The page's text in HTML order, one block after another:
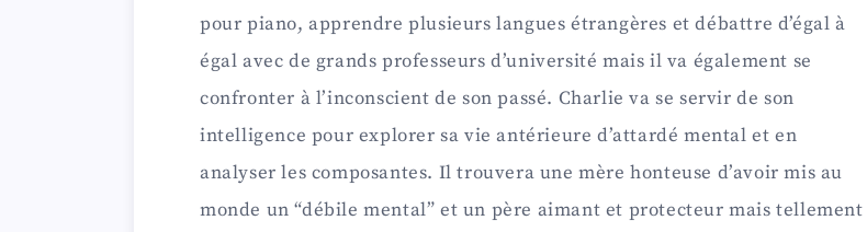
pour piano, apprendre plusieurs langues étrangères et débattre d’égal à
égal avec de grands professeurs d’université mais il va également se
confronter à l’inconscient de son passé. Charlie va se servir de son
intelligence pour explorer sa vie antérieure d’attardé mental et en
analyser les composantes. Il trouvera une mère honteuse d’avoir mis au
monde un “débile mental” et un père aimant et protecteur mais tellement